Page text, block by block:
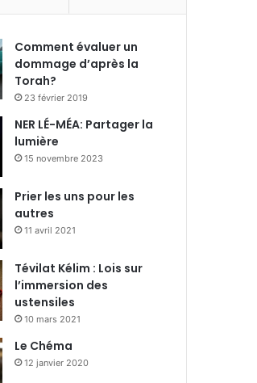
Comment évaluer un
dommage d’après la
Torah?
23 février 2019
NER LÉ-MÉA: Partager la
lumière
15 novembre 2023
Prier les uns pour les
autres
11 avril 2021
Tévilat Kélim : Lois sur
l’immersion des
ustensiles
10 mars 2021
Le Chéma
12 janvier 2020